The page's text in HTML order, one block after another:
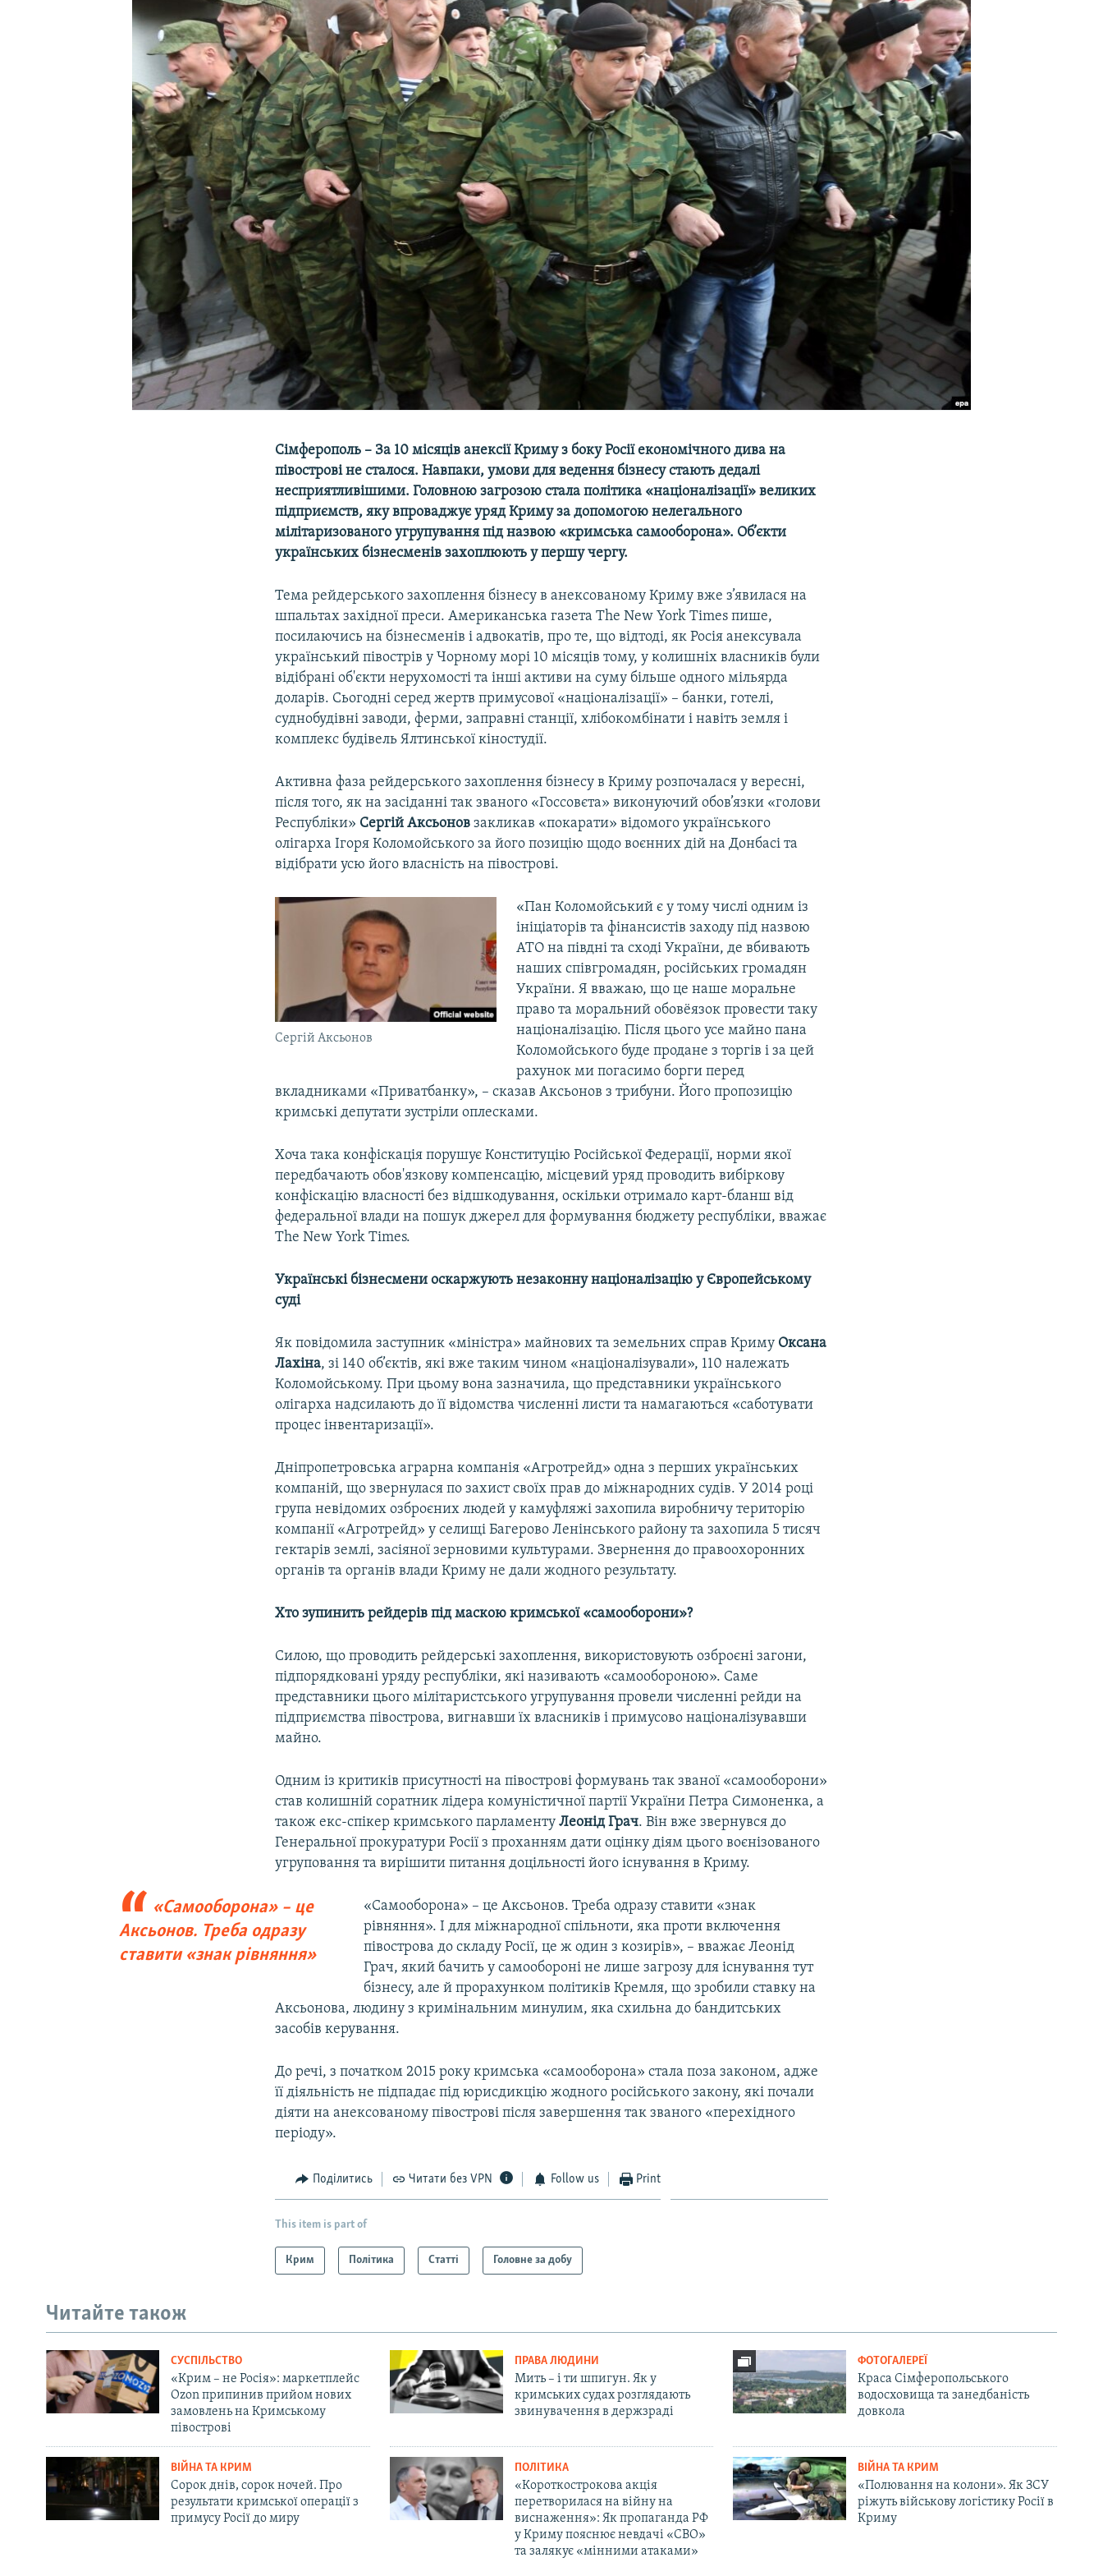
УКРАЇНСЬКА ПРОБЛЕМА КРИМУ
Сімферополь – За 10 місяців анексії Криму з боку Росії економічного дива на
півострові не сталося. Навпаки, умови для ведення бізнесу стають дедалі
несприятливішими. Головною загрозою стала політика «націоналізації» великих
підприємств, яку впроваджує уряд Криму за допомогою нелегального
мілітаризованого угрупування під назвою «кримська самооборона». Об’єкти
українських бізнесменів захоплюють у першу чергу.
Тема рейдерського захоплення бізнесу в анексованому Криму вже з’явилася на
шпальтах західної преси. Американська газета The New York Times пише,
посилаючись на бізнесменів і адвокатів, про те, що відтоді, як Росія анексувала
український півострів у Чорному морі 10 місяців тому, у колишніх власників були
відібрані об'єкти нерухомості та інші активи на суму більше одного мільярда
доларів. Сьогодні серед жертв примусової «націоналізації» – банки, готелі,
суднобудівні заводи, ферми, заправні станції, хлібокомбінати і навіть земля і
комплекс будівель Ялтинської кіностудії.
Активна фаза рейдерського захоплення бізнесу в Криму розпочалася у вересні,
після того, як на засіданні так званого «Госсовєта» виконуючий обов’язки «голови
Республіки» Сергій Аксьонов закликав «покарати» відомого українського
олігарха Ігоря Коломойського за його позицію щодо воєнних дій на Донбасі та
відібрати усю його власність на півострові.
Сергій Аксьонов
«Пан Коломойський є у тому числі одним із
ініціаторів та фінансистів заходу під назвою
АТО на півдні та сході України, де вбивають
наших співгромадян, російських громадян
України. Я вважаю, що це наше моральне
право та моральний обовёязок провести таку
націоналізацію. Після цього усе майно пана
Коломойського буде продане з торгів і за цей
рахунок ми погасимо борги перед
вкладниками «Приватбанку», – сказав Аксьонов з трибуни. Його пропозицію
кримські депутати зустріли оплесками.
Хоча така конфіскація порушує Конституцію Російської Федерації, норми якої
передбачають обов'язкову компенсацію, місцевий уряд проводить вибіркову
конфіскацію власності без відшкодування, оскільки отримало карт-бланш від
федеральної влади на пошук джерел для формування бюджету республіки, вважає
The New York Times.
Українські бізнесмени оскаржують незаконну націоналізацію у Європейському
суді
Як повідомила заступник «міністра» майнових та земельних справ Криму Оксана
Лахіна, зі 140 об’єктів, які вже таким чином «націоналізували», 110 належать
Коломойському. При цьому вона зазначила, що представники українського
олігарха надсилають до її відомства численні листи та намагаються «саботувати
процес інвентаризації».
Дніпропетровська аграрна компанія «Агротрейд» одна з перших українських
компаній, що звернулася по захист своїх прав до міжнародних судів. У 2014 році
група невідомих озброєних людей у камуфляжі захопила виробничу територію
компанії «Агротрейд» у селищі Багерово Ленінського району та захопила 5 тисяч
гектарів землі, засіяної зерновими культурами. Звернення до правоохоронних
органів та органів влади Криму не дали жодного результату.
Хто зупинить рейдерів під маскою кримської «самооборони»?
Силою, що проводить рейдерські захоплення, використовують озброєні загони,
підпорядковані уряду республіки, які називають «самообороною». Саме
представники цього мілітаристського угрупування провели численні рейди на
підприємства півострова, вигнавши їх власників і примусово націоналізувавши
майно.
Одним із критиків присутності на півострові формувань так званої «самооборони»
став колишній соратник лідера комуністичної партії України Петра Симоненка, а
також екс-спікер кримського парламентуЛеонід Грач. Він вже звернувся до
Генеральної прокуратури Росії з проханням дати оцінку діям цього воєнізованого
угруповання та вирішити питання доцільності його існування в Криму.
«Самооборона» – це
Аксьонов. Треба одразу
ставити «знак рівняння»
«Самооборона» – це Аксьонов. Треба одразу ставити «знак
рівняння». І для міжнародної спільноти, яка проти включення
півострова до складу Росії, це ж один з козирів», – вважає Леонід
Грач, який бачить у самообороні не лише загрозу для існування тут
бізнесу, але й прорахунком політиків Кремля, що зробили ставку на
Аксьонова, людину з кримінальним минулим, яка схильна до бандитських
засобів керування.
До речі, з початком 2015 року кримська «самооборона» стала поза законом, адже
її діяльність не підпадає під юрисдикцію жодного російського закону, які почали
діяти на анексованому півострові після завершення так званого «перехідного
періоду».
Поділитись Читати без VPN Follow us Print
This item is part of
Крим Політика Статті Головне за добу
Читайте також
СУСПІЛЬСТВО
«Крим – не Росія»: маркетплейс
Ozon припинив прийом нових
замовлень на Кримському
півострові
ПРАВА ЛЮДИНИ
Мить – і ти шпигун. Як у
кримських судах розглядають
звинувачення в держзраді
ФОТОГАЛЕРЕЇ
Краса Сімферопольського
водосховища та занедбаність
довкола
ВІЙНА ТА КРИМ
Сорок днів, сорок ночей. Про
результати кримської операції з
примусу Росії до миру
ПОЛІТИКА
«Короткострокова акція
перетворилася на війну на
виснаження»: Як пропаганда РФ
у Криму пояснює невдачі «СВО»
та залякує «мінними атаками»
ВІЙНА ТА КРИМ
«Полювання на колони». Як ЗСУ
ріжуть військову логістику Росії в
Криму